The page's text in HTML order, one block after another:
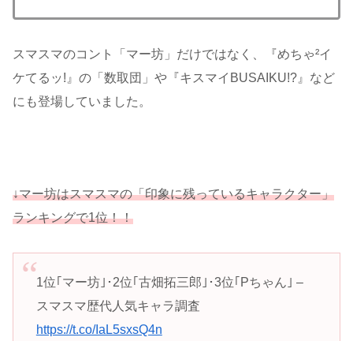
スマスマのコント「マー坊」だけではなく、『めちゃ²イ
ケてるッ!』の「数取団」や『キスマイBUSAIKU!?』など
にも登場していました。
↓マー坊はスマスマの「印象に残っているキャラクター」
ランキングで1位！！
1位｢マー坊｣･2位｢古畑拓三郎｣･3位｢Pちゃん｣ –
スマスマ歴代人気キャラ調査
https://t.co/IaL5sxsQ4n